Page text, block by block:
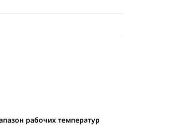
рабочих температур